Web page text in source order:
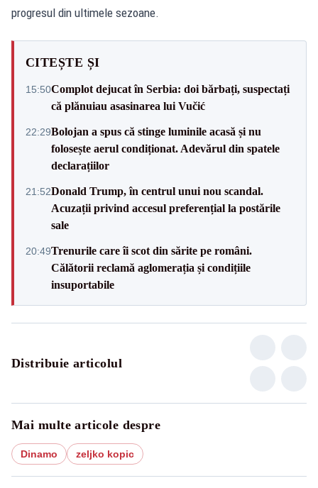
progresul din ultimele sezoane.
CITEȘTE ȘI
15:50Complot dejucat în Serbia: doi bărbați, suspectați
că plănuiau asasinarea lui Vučić
22:29Bolojan a spus că stinge luminile acasă și nu
folosește aerul condiționat. Adevărul din spatele
declarațiilor
21:52Donald Trump, în centrul unui nou scandal.
Acuzații privind accesul preferențial la postările
sale
20:49Trenurile care îi scot din sărite pe români.
Călătorii reclamă aglomerația și condițiile
insuportabile
Distribuie articolul
Mai multe articole despre
Dinamo zeljko kopic